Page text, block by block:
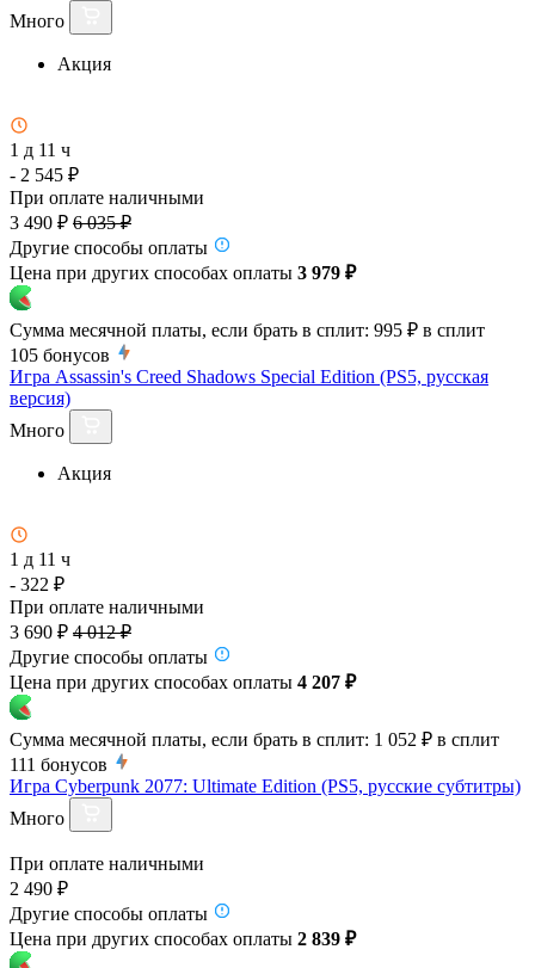
Много
Акция
1 д 11 ч
- 2 545 ₽
При оплате наличными
3 490 ₽ 6 035 ₽
Другие способы оплаты
Цена при других способах оплаты 3 979 ₽
Сумма месячной платы, если брать в сплит: 995 ₽ в сплит
105 бонусов
Игра Assassin's Creed Shadows Special Edition (PS5, русская
версия)
Много
Акция
1 д 11 ч
- 322 ₽
При оплате наличными
3 690 ₽ 4 012 ₽
Другие способы оплаты
Цена при других способах оплаты 4 207 ₽
Сумма месячной платы, если брать в сплит: 1 052 ₽ в сплит
111 бонусов
Игра Cyberpunk 2077: Ultimate Edition (PS5, русские субтитры)
Много
При оплате наличными
2 490 ₽
Другие способы оплаты
Цена при других способах оплаты 2 839 ₽